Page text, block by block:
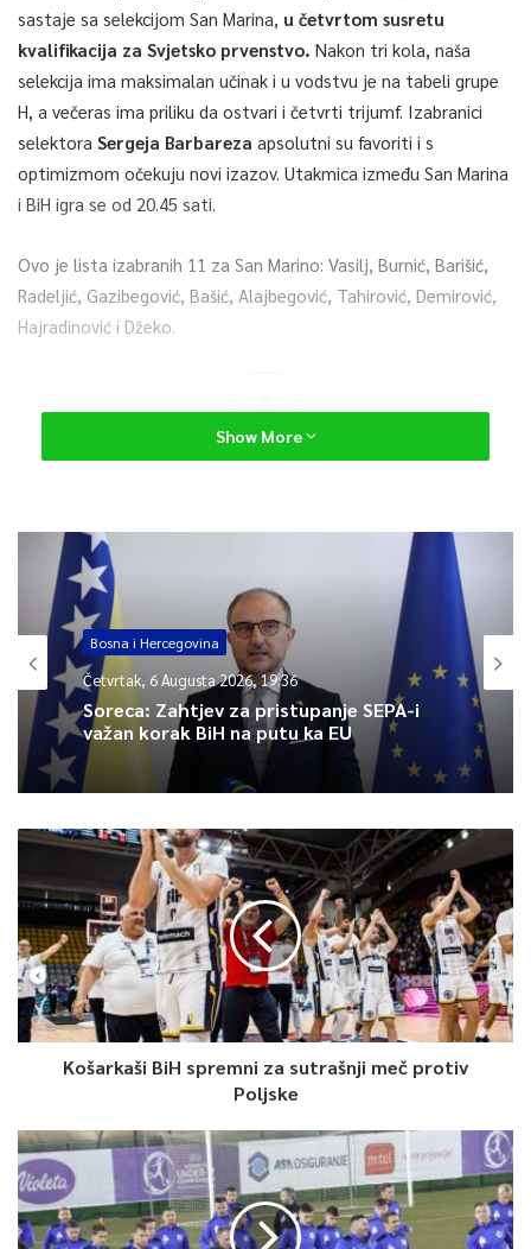
sastaje sa selekcijom San Marina, u četvrtom susretu
kvalifikacija za Svjetsko prvenstvo. Nakon tri kola, naša
selekcija ima maksimalan učinak i u vodstvu je na tabeli grupe
H, a večeras ima priliku da ostvari i četvrti trijumf. Izabranici
selektora Sergeja Barbareza apsolutni su favoriti i s
optimizmom očekuju novi izazov. Utakmica između San Marina
i BiH igra se od 20.45 sati.
Ovo je lista izabranih 11 za San Marino: Vasilj, Burnić, Barišić,
Radeljić, Gazibegović, Bašić, Alajbegović, Tahirović, Demirović,
Hajradinović i Džeko.
0
Article Rating
Show More
Bosna i Hercegovina
Četvrtak, 6 Augusta 2026, 19:36
Soreca: Zahtjev za pristupanje SEPA-i
važan korak BiH na putu ka EU
Košarkaši BiH spremni za sutrašnji meč protiv
Poljske